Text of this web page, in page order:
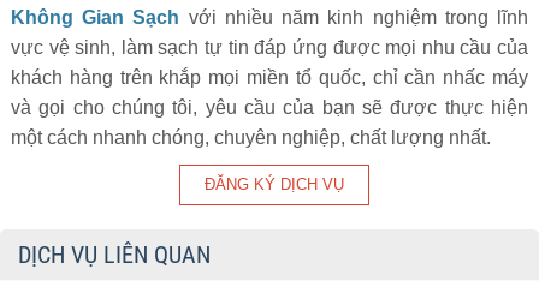
Không Gian Sạch với nhiều năm kinh nghiệm trong lĩnh
vực vệ sinh, làm sạch tự tin đáp ứng được mọi nhu cầu của
khách hàng trên khắp mọi miền tổ quốc, chỉ cần nhấc máy
và gọi cho chúng tôi, yêu cầu của bạn sẽ được thực hiện
một cách nhanh chóng, chuyên nghiệp, chất lượng nhất.
DỊCH VỤ LIÊN QUAN